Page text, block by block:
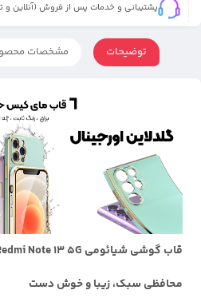
پشتیبانی و خدمات پس از فروش (آنلاین و
توضیحات مشخصات
محافظی سبک، زیبا و خوش دست